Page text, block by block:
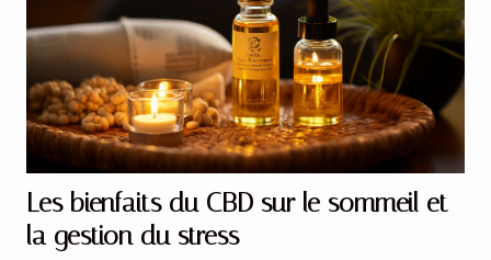
Les bienfaits du CBD sur le sommeil et
la gestion du stress